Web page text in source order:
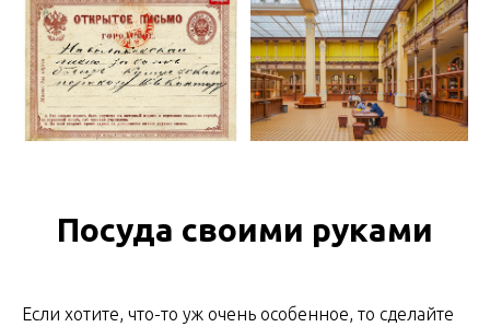
Посуда своими руками
Если хотите, что-то уж очень особенное, то сделайте